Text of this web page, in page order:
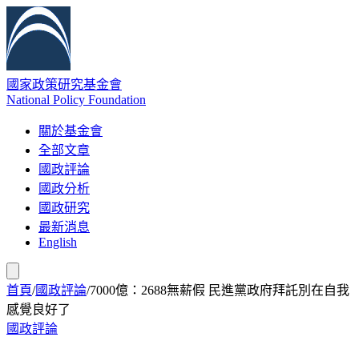
國家政策研究基金會
National Policy Foundation
關於基金會
全部文章
國政評論
國政分析
國政研究
最新消息
English
首頁/國政評論/7000億：2688無薪假 民進黨政府拜託別在自我
感覺良好了
國政評論